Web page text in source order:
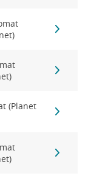
(Planet